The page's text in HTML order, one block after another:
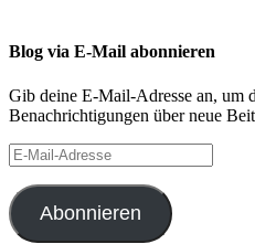
Blog via E-Mail abonnieren
Gib deine E-Mail-Adresse an, um
Benachrichtigungen über neue
E-
Mail-
Adresse
Abonnieren